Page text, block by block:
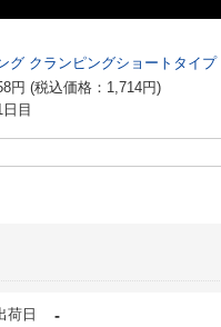
グ クランピングショートタイ
円 (税込価格： 1,714円)
目
荷日 -